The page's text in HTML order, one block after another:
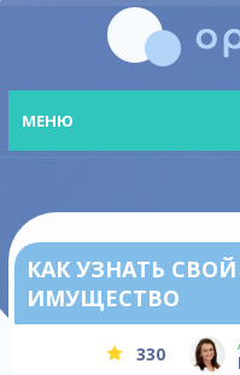
МЕНЮ
КАК УЗНАТЬ
ИМУЩЕСТВО
330